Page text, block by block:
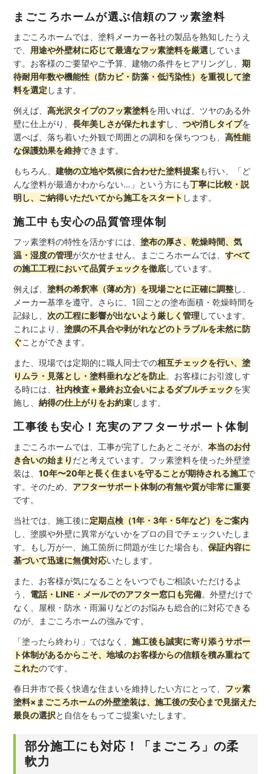
まごころホームが選ぶ信頼のフッ素塗料
まごころホームでは、塗料メーカー各社の製品を熟知したうえ
で、 用途や外壁材に応じて最適なフッ素塗料を厳選 していま
す。お客様のご要望やご予算、建物の条件をヒアリングし、期
待耐用年数や機能性（防カビ・防藻・低汚染性）を重視して塗
料を選定 します。
例えば、高光沢タイプのフッ素塗料を用いれば、ツヤのある外
壁に仕上がり、長年美しさが保たれますし、つや消しタイプを
選べば、落ち着いた外観で周囲との調和を保ちつつも、高性能
な保護効果を維持できます。
もちろん、建物の立地や気候に合わせた塗料提案も行い、「ど
んな塗料が最適かわからない…」という方にも丁寧に比較・説
明し、ご納得いただいてから施工をスタート します。
施工中も安心の品質管理体制
フッ素塗料の特性を活かすには、塗布の厚さ、乾燥時間、気
温・湿度の管理が欠かせません。まごころホームでは、すべて
の施工工程において品質チェックを徹底しています。
例えば、塗料の希釈率（薄め方）を現場ごとに正確に調整し、
メーカー基準を遵守。さらに、1回ごとの塗布面積・乾燥時間を
記録し、次の工程に影響が出ないよう厳しく管理しています。
これにより、塗膜の不具合や剥がれなどのトラブルを未然に防
ぐことができます。
また、現場では定期的に職人同士での相互チェックを行い、塗
りムラ・見落とし・塗料垂れなどを防止。お客様にお引渡しす
る時には、社内検査＋最終お立会いによるダブルチェックを実
施し、納得の仕上がりをお約束します。
工事後も安心！充実のアフターサポート体制
まごころホームでは、工事が完了したあとこそが、本当のお付
き合いの始まり だと考えています。フッ素塗料を使った外壁塗
装は、10年〜20年と長く住まいを守ることが期待される施工で
す。そのため、 アフターサポート体制の有無や質が非常に重要
です。
当社では、施工後に定期点検（1年・3年・5年など）をご案内
し、塗膜や外壁に異常がないかをプロの目でチェックいたしま
す。もし万が一、施工箇所に問題が生じた場合も、保証内容に
基づいて迅速に無償対応いたします。
また、お客様が気になることをいつでもご相談いただけるよ
う、 電話・LINE・メールでのアフター窓口も完備。外壁だけで
なく、屋根・防水・雨漏りなどのお悩みも総合的に対応できる
のが、まごころホームの強みです。
「塗ったら終わり」ではなく、施工後も誠実に寄り添うサポー
ト体制があるからこそ、地域のお客様からの信頼を積み重ねて
これたのです。
春日井市で長く快適な住まいを維持したい方にとって、 フッ素
塗料×まごころホームの外壁塗装は、施工後の安心まで見据えた
最良の選択と自信をもってご提案いたします。
部分施工にも対応！「まごころ」の柔
軟力